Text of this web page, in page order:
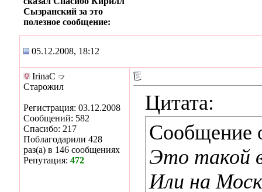
Сызранский за это
полезное сообщение:
05.12.2008, 18:12
IrinaC
Старожил
Регистрация: 03.12.2008
Сообщений: 582
Спасибо: 217
Поблагодарили 428
раз(а) в 146 сообщениях
Репутация: 472
Цитата:
Сообщение
Это такой
Или на